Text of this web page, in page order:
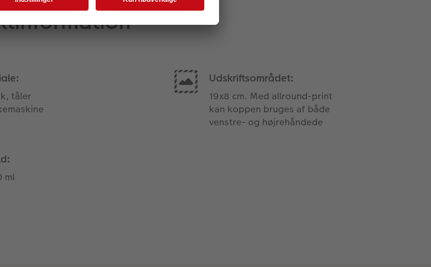
tåler
Udskriftsområdet:
19x8 cm. Med allround-print
kan koppen bruges af både
venstre- og højrehåndede
ml